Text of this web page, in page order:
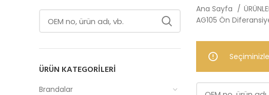
ÜRÜN KATEGORILERI
Brandalar
Ana Sayfa
AG105 Ön